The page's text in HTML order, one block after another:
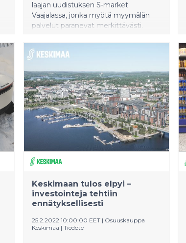
laajan uudistuksen S-market
Vaajalassa, jonka myötä myymälän
palvelut paranevat merkittävästi.
asiakkaille entistä sujuvampi ja
miellyttävämpi asiointikokemus sekä
energiatehokkuutta. Uudistustyöt
alkavat vaiheittain tänä syksynä ja
myymäläuudistus valmistuu
maaliskuussa 2025.
Keskimaan tulos elpyi –
investointeja tehtiin
ennätyksellisesti
25.2.2022 10:00:00 EET | Osuuskauppa
Keskimaa | Tiedote